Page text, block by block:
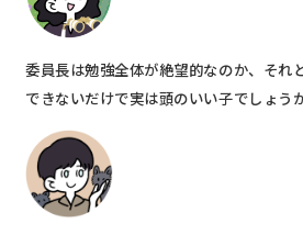
委員長は勉強全体が絶望的なのか、それ
できないだけで実は頭のいい子でしょう